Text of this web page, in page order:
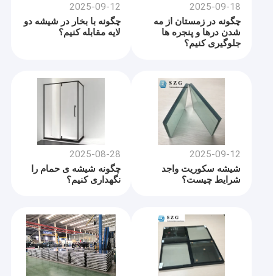
2025-09-18
چگونه در زمستان از مه
شدن درها و پنجره ها
جلوگیری کنیم؟
2025-09-12
چگونه با بخار در شیشه دو
لایه مقابله کنیم؟
2025-09-12
شیشه سکوریت واجد
شرایط چیست؟
2025-08-28
چگونه شیشه ی حمام را
نگهداری کنیم؟